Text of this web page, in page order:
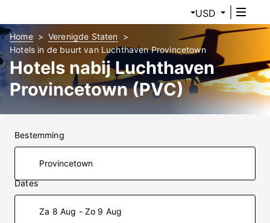
USD
Home
Verenigde Staten
Hotels in de buurt van Luchthaven Provincetown
Hotels nabij Luchthaven
Provincetown (PVC)
Bestemming
Dates
Za 8 Aug - Zo 9 Aug